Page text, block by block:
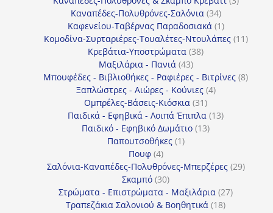
Καναπέδες-Πολυθρόνες-Σαλόνια 3434
προϊόντα
Καφενείου-Ταβέρνας Παραδοσιακά 11
προϊόν
Κομοδίνα-Συρταριέρες-Τουαλέτες-Ντουλάπες 1111
Κρεβάτια-Υποστρώματα 3838
Μαξιλάρια - Πανιά 4343
προϊόντα
Μπουφέδες - Βιβλιοθήκες - Ραφιέρες - Βιτρίνες 88
Ξαπλώστρες - Αιώρες - Κούνιες 44
Ομπρέλες-Βάσεις-Κιόσκια 3131
προϊόντα
Παιδικά - Εφηβικά - Λοιπά Έπιπλα 1313
Παιδικό - Εφηβικό Δωμάτιο 1313
Παπουτσοθήκες 11
Πουφ 44
προϊόντα
Σαλόνια-Καναπέδες-Πολυθρόνες-Μπερζέρες 2929
Σκαμπό 3030
προϊόντα
Στρώματα - Επιστρώματα - Μαξιλάρια 2727
Τραπεζάκια Σαλονιού & Βοηθητικά 1818